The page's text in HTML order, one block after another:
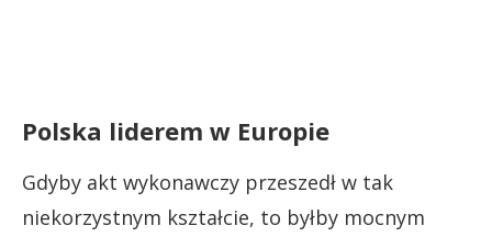
Polska liderem w Europie
Gdyby akt wykonawczy przeszedł w tak
niekorzystnym kształcie, to byłby mocnym